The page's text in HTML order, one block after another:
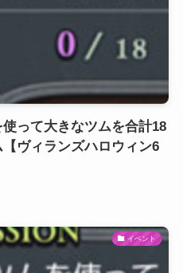
使って大きなツムを合計18
ヴィランズハロウィン6
イベント